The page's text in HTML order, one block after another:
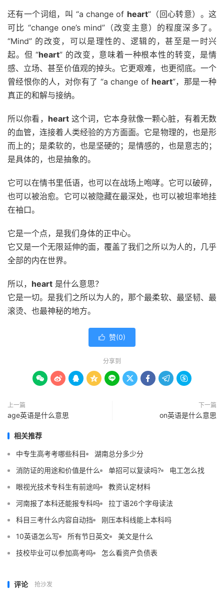
还有一个词组，叫 “a change of heart”（回心转意）。这
可比 “change one’s mind”（改变主意）的程度深多了。
“Mind” 的改变，可以是理性的、逻辑的，甚至是一时兴
起。但 “heart” 的改变，意味着一种根本性的转变，是情
感、立场、甚至价值观的掉头。它更艰难，也更彻底。一个
曾经恨你的人，对你有了 “a change of heart”，那是一种
真正的和解与接纳。
所以你看， heart这个词，它本身就像一颗心脏，有着无数
的血管，连接着人类经验的方方面面。它是物理的，也是形
而上的；是柔软的，也是坚硬的；是情感的，也是意志的；
是具体的，也是抽象的。
它可以在情书里低语，也可以在战场上咆哮。它可以破碎，
也可以被治愈。它可以被隐藏在最深处，也可以被坦率地挂
在袖口。
它是一个点，是我们身体的正中心。
它又是一个无限延伸的面，覆盖了我们之所以为人的，几乎
全部的内在世界。
所以， heart 是什么意思？
它是一切。是我们之所以为人的，那个最柔软、最坚韧、最
滚烫、也最神秘的地方。
 赞(0)
分享到
        
上一篇
age英语是什么意思
下一篇
on英语是什么意思
相关推荐
中专生高考考哪些科目
湖南总分多少分
消防证的用途和价值是什么
单招可以复读吗?
电工怎么找
眼视光技术专科生有前途吗
教资认定材料
河南报了本科还能报专科吗
拉丁语26个字母读法
科目三考什么内容自动挡
刚压本科线能上本科吗
10英语怎么写
所有节日英文
美文是什么
技校毕业可以参加高考吗
怎么看资产负债表
评论 抢沙发